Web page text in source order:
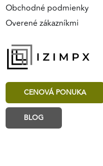
Obchodné podmienky
Overené zákazníkmi
CENOVÁ PONUKA
BLOG